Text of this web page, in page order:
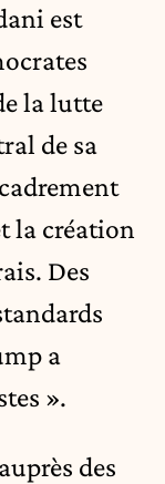
est
la lutte
de sa
la création
Des
a
».
des